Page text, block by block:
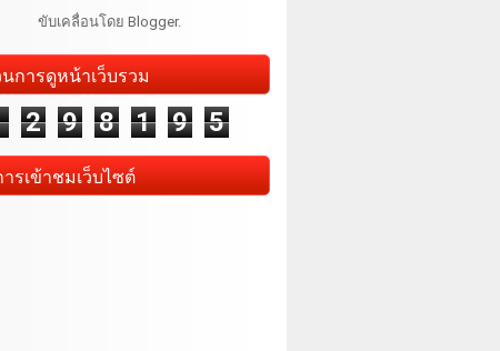
ขับเคลื่อนโดย Blogger.
การดูหน้าเว็บรวม
2 9 8 1 9 5
รเข้าชมเว็บไซต์